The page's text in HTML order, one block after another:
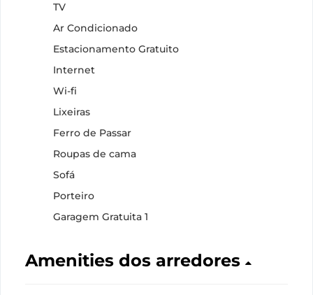
TV
Ar Condicionado
Estacionamento Gratuito
Internet
Wi-fi
Lixeiras
Ferro de Passar
Roupas de cama
Sofá
Porteiro
Garagem Gratuita 1
Amenities dos arredores